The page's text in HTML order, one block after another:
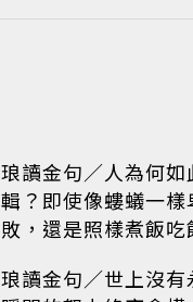
琅讀金句／人為何如
輯？即使像螻蟻一樣
敗，還是照樣煮飯吃
琅讀金句／世上沒有